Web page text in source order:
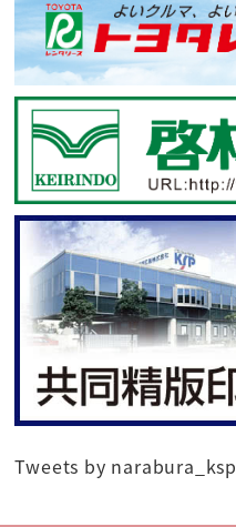
Tweets by narabura_ksp